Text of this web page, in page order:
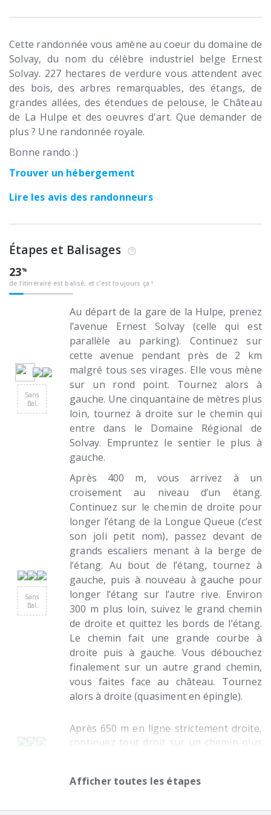
Cette randonnée vous amène au coeur du domaine de
Solvay, du nom du célèbre industriel belge Ernest
Solvay. 227 hectares de verdure vous attendent avec
des bois, des arbres remarquables, des étangs, de
grandes allées, des étendues de pelouse, le Château
de La Hulpe et des oeuvres d'art. Que demander de
plus ? Une randonnée royale.
Bonne rando :)
Trouver un hébergement
Lire les avis des randonneurs
Étapes et Balisages
23
de l’itinéraire est balisé, et c'est toujours ça !
Sans
Bal.
Au départ de la gare de la Hulpe, prenez
l’avenue Ernest Solvay (celle qui est
parallèle au parking). Continuez sur
cette avenue pendant près de 2 km
malgré tous ses virages. Elle vous mène
sur un rond point. Tournez alors à
gauche. Une cinquantaine de mètres plus
loin, tournez à droite sur le chemin qui
entre dans le Domaine Régional de
Solvay. Empruntez le sentier le plus à
gauche.
Sans
Bal.
Après 400 m, vous arrivez à un
croisement au niveau d’un étang.
Continuez sur le chemin de droite pour
longer l’étang de la Longue Queue (c’est
son joli petit nom), passez devant de
grands escaliers menant à la berge de
l’étang. Au bout de l’étang, tournez à
gauche, puis à nouveau à gauche pour
longer l’étang sur l’autre rive. Environ
300 m plus loin, suivez le grand chemin
de droite et quittez les bords de l’étang.
Le chemin fait une grande courbe à
droite puis à gauche. Vous débouchez
finalement sur un autre grand chemin,
vous faites face au château. Tournez
alors à droite (quasiment en épingle).
Afficher toutes les étapes
Après 650 m en ligne strictement droite,
continuez tout droit sur un chemin plus
sentier qui entre directement dans le
entame un virage à gauche. Poursuivez